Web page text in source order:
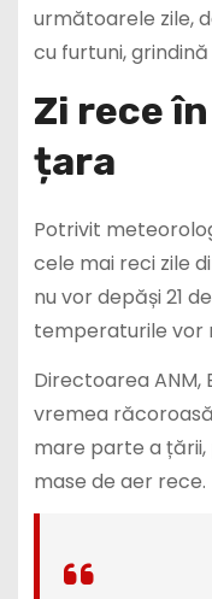
următoarele zile,
cu furtuni,
Zi rece
țara
Potrivit
cele mai reci zile
nu vor depăși 21
temperaturile vor
Directoarea ANM,
vremea
mare parte a
mase de aer rece.